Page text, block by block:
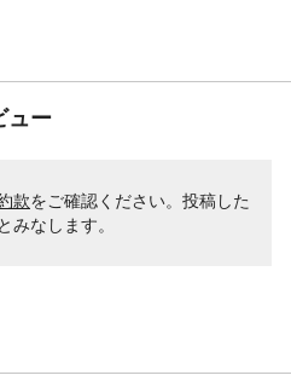
ュー
款をご確認ください。投稿した
みなします。